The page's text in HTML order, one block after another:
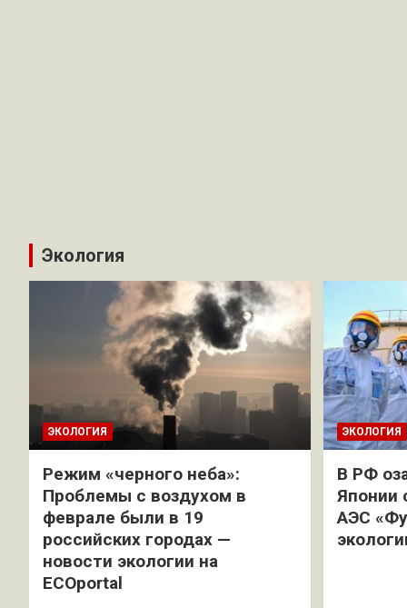
Экология
ЭКОЛОГИЯ
Режим «черного неба»:
Проблемы с воздухом в
феврале были в 19
российских городах —
новости экологии на
ECOportal
ЭКОЛОГИЯ
В РФ
Японии
АЭС